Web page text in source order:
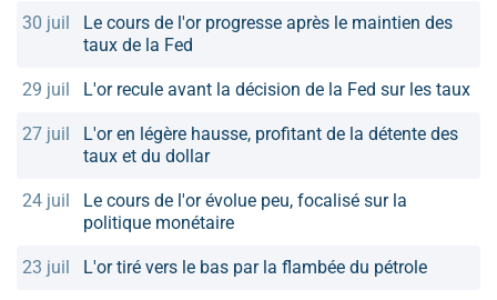
30 juil
Le cours de l'or progresse après le maintien des
taux de la Fed
29 juil L'or recule avant la décision de la Fed sur les taux
27 juil
L'or en légère hausse, profitant de la détente des
taux et du dollar
24 juil
Le cours de l'or évolue peu, focalisé sur la
politique monétaire
23 juil L'or tiré vers le bas par la flambée du pétrole